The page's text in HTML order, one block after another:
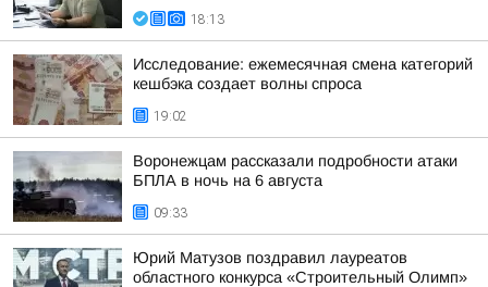
18:13
Исследование: ежемесячная смена категорий
кешбэка создает волны спроса
19:02
Воронежцам рассказали подробности атаки
БПЛА в ночь на 6 августа
09:33
Юрий Матузов поздравил лауреатов
областного конкурса «Строительный Олимп»